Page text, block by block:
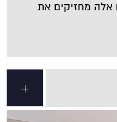
אלה מחזיקים את
+